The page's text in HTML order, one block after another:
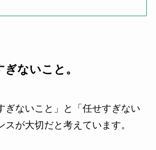
ないこと。
ぎないこと」と「任せすぎない
スが大切だと考えています。